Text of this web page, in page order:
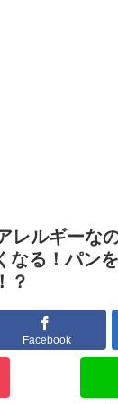
レルギーな
なる！パン
？
Facebook